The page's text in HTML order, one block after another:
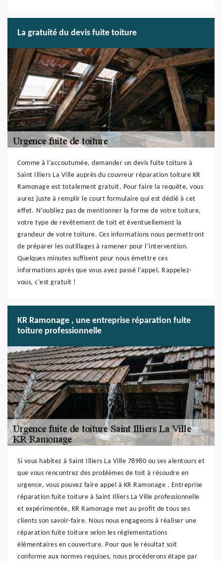
La gratuité du devis fuite toiture
Comme à l’accoutumée, demander un devis fuite toiture à
Saint Illiers La Ville auprès du couvreur réparation toiture KR
Ramonage est totalement gratuit. Pour faire la requête, vous
aurez juste à remplir le court formulaire qui est dédié à cet
effet. N’oubliez pas de mentionner la forme de votre toiture,
votre type de revêtement de toit et éventuellement la
grandeur de votre toiture. Ces informations nous permettront
de préparer les outillages à ramener pour l’intervention.
Quelques minutes suffisent pour nous émettre ces
informations après que vous ayez passé l’appel. Rappelez-
vous, c’est gratuit !
KR Ramonage , une entreprise réparation fuite
toiture professionnelle
Si vous habitez à Saint Illiers La Ville 78980 ou ses alentours et
que vous rencontrez des problèmes de toit à résoudre en
urgence, vous pouvez faire appel à KR Ramonage . Entreprise
réparation fuite toiture à Saint Illiers La Ville professionnelle
et expérimentée, KR Ramonage met au profit de tous ses
clients son savoir-faire. Nous nous engageons à réaliser une
réparation fuite toiture selon les réglementations
élémentaires en couverture. Pour que le résultat soit
conforme aux normes requises, nous procéderons étape par